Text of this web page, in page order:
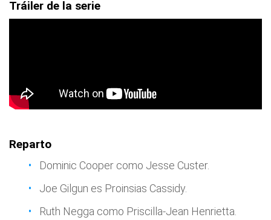
Tráiler de la serie
Reparto
Dominic Cooper como Jesse Custer.
Joe Gilgun es Proinsias Cassidy.
Ruth Negga como Priscilla-Jean Henrietta.